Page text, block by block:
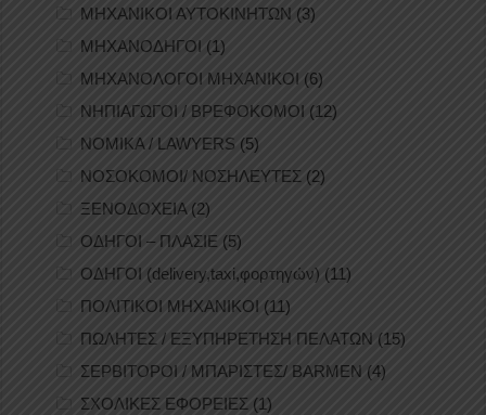
ΜΗΧΑΝΙΚΟΙ ΑΥΤΟΚΙΝΗΤΩΝ (3)
ΜΗΧΑΝΟΔΗΓΟΙ (1)
ΜΗΧΑΝΟΛΟΓΟΙ ΜΗΧΑΝΙΚΟΙ (6)
ΝΗΠΙΑΓΩΓΟΙ / ΒΡΕΦΟΚΟΜΟΙ (12)
ΝΟΜΙΚΑ / LAWYERS (5)
ΝΟΣΟΚΟΜΟΙ/ ΝΟΣΗΛΕΥΤΕΣ (2)
ΞΕΝΟΔΟΧΕΙΑ(2)
ΟΔΗΓΟΙ – ΠΛΑΣΙΕ (5)
ΟΔΗΓΟΙ (delivery,taxi,φορτηγών) (11)
ΠΟΛΙΤΙΚΟΙ ΜΗΧΑΝΙΚΟΙ (11)
ΠΩΛΗΤΕΣ / ΕΞΥΠΗΡΕΤΗΣΗ ΠΕΛΑΤΩΝ (15)
ΣΕΡΒΙΤΟΡΟΙ / ΜΠΑΡΙΣΤΕΣ/ BARMEN (4)
ΣΧΟΛΙΚΕΣ ΕΦΟΡΕΙΕΣ (1)